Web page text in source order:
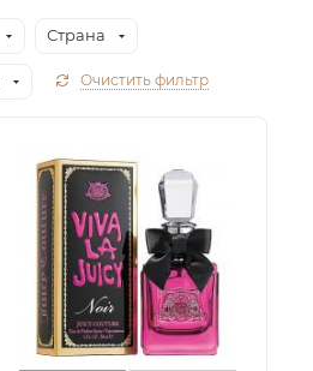
Страна
Очистить фильтр